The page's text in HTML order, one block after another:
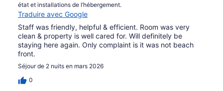
état et installations de l’hébergement.
Traduire avec Google
Staff was friendly, helpful & efficient. Room was very
clean & property is well cared for. Will definitely be
staying here again. Only complaint is it was not beach
front.
Séjour de 2 nuits en mars 2026
0